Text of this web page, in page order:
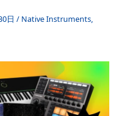
日/ Native Instruments,